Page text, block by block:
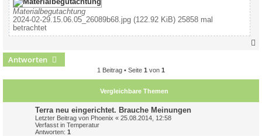
Materialbegutachtung
2024-02-29.15.06.05_26089b68.jpg (122.92 KiB) 25858 mal
betrachtet
Antworten
1 Beitrag • Seite 1 von 1
Vergleichbare Themen
Terra neu eingerichtet. Brauche Meinungen
Letzter Beitrag von Phoenix « 25.08.2014, 12:58
Verfasst in Temperatur
Antworten: 1